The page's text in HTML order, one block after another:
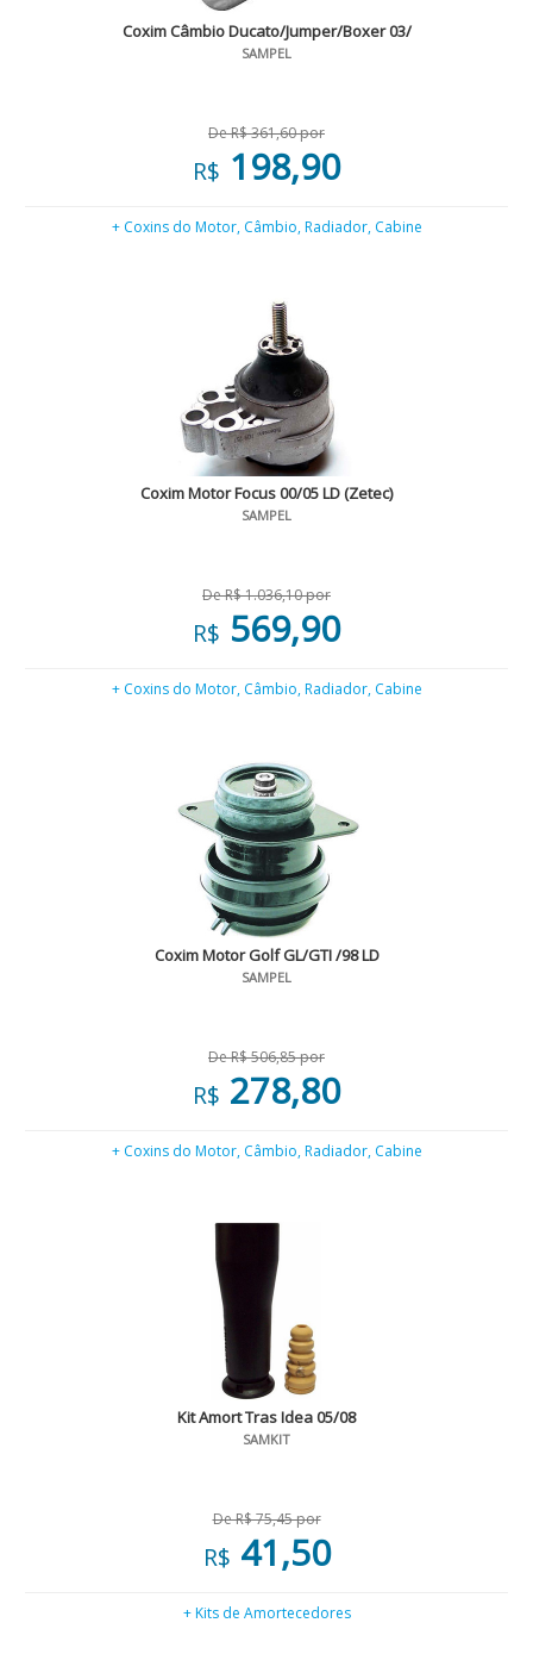
Coxim Câmbio Ducato/Jumper/Boxer 03/
SAMPEL
De R$ 361,60 por
R$ 198,90
+ Coxins do Motor, Câmbio, Radiador, Cabine
Coxim Motor Focus 00/05 LD (Zetec)
SAMPEL
De R$ 1.036,10 por
R$ 569,90
+ Coxins do Motor, Câmbio, Radiador, Cabine
Coxim Motor Golf GL/GTI /98 LD
SAMPEL
De R$ 506,85 por
R$ 278,80
+ Coxins do Motor, Câmbio, Radiador, Cabine
Kit Amort Tras Idea 05/08
SAMKIT
De R$ 75,45 por
R$ 41,50
+ Kits de Amortecedores